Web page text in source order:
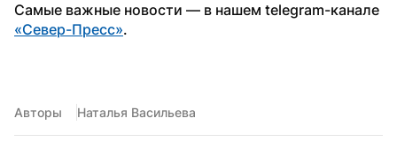
«Север-Пресс».
Авторы Наталья Васильева